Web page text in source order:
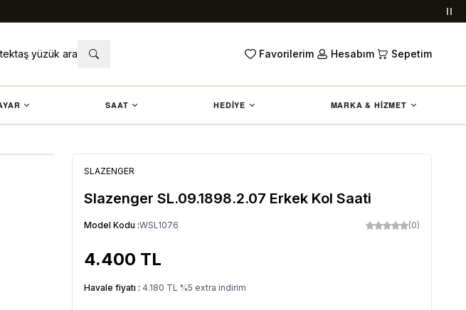
tektaş yüzük ara Favorilerim Hesabım Sepetim
SAAT HEDİYE MARKA & HİZMET
SLAZENGER
Slazenger SL.09.1898.2.07 Erkek Kol Saati
Model Kodu :WSL1076 (0)
4.400 TL
Havale fiyatı : 4.180 TL %5 extra indirim